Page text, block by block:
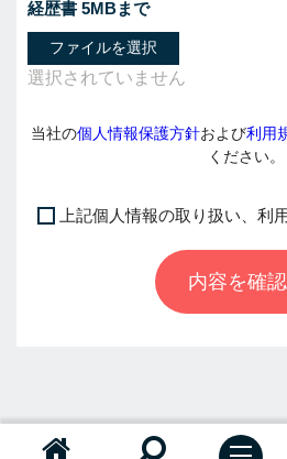
経歴書 5MBまで
ファイルを選択
当社の個人情報保護方針および利用
ください。
上記個人情報の取り扱い、利
内容を確